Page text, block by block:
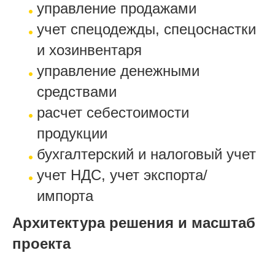
управление продажами
учет спецодежды, спецоснастки
и хозинвентаря
управление денежными
средствами
расчет себестоимости
продукции
бухгалтерский и налоговый учет
учет НДС, учет экспорта/
импорта
Архитектура решения и масштаб
проекта